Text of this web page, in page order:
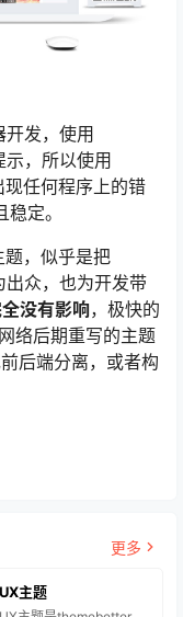
发，使用
，所以使用
任何程序上的错
定。
，似乎是把
众，也为开发带
没有影响，极快的
络后期重写的主题
后端分离，或者构
更多
主题